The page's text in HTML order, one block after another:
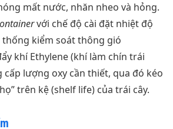
mất nước, nhăn nheo và hỏng.
với chế độ cài đặt nhiệt độ
thống kiểm soát thông gió
khí Ethylene (khí làm chín trái
cấp lượng oxy cần thiết, qua đó kéo
trên kệ (shelf life) của trái cây.